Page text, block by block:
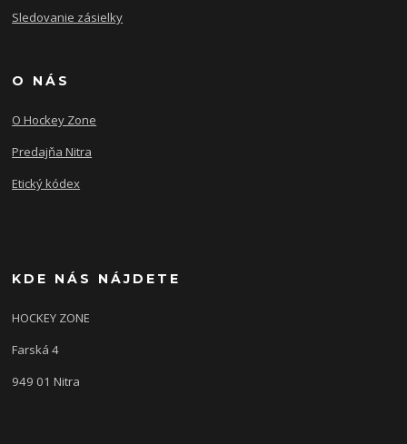
Sledovanie zásielky
O NÁS
O Hockey Zone
Predajňa Nitra
Etický kódex
KDE NÁS NÁJDETE
HOCKEY ZONE
Farská 4
949 01 Nitra